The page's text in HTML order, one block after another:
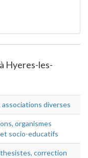
Hyeres-les-
associations diverses
organismes
socio-educatifs
correction